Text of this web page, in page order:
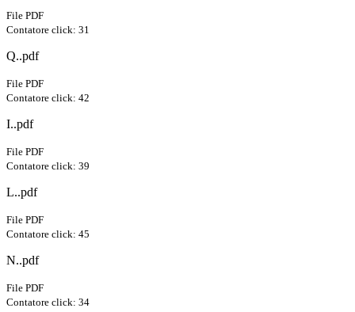
File PDF
Contatore click: 31
Q..pdf
File PDF
Contatore click: 42
I..pdf
File PDF
Contatore click: 39
L..pdf
File PDF
Contatore click: 45
N..pdf
File PDF
Contatore click: 34